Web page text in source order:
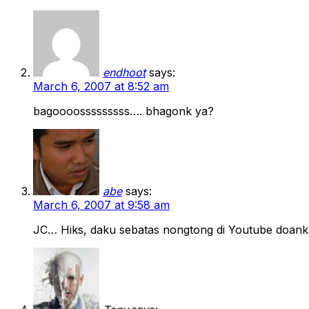
endhoot says:
March 6, 2007 at 8:52 am
bagoooosssssssss…. bhagonk ya?
abe says:
March 6, 2007 at 9:58 am
JC… Hiks, daku sebatas nongtong di Youtube